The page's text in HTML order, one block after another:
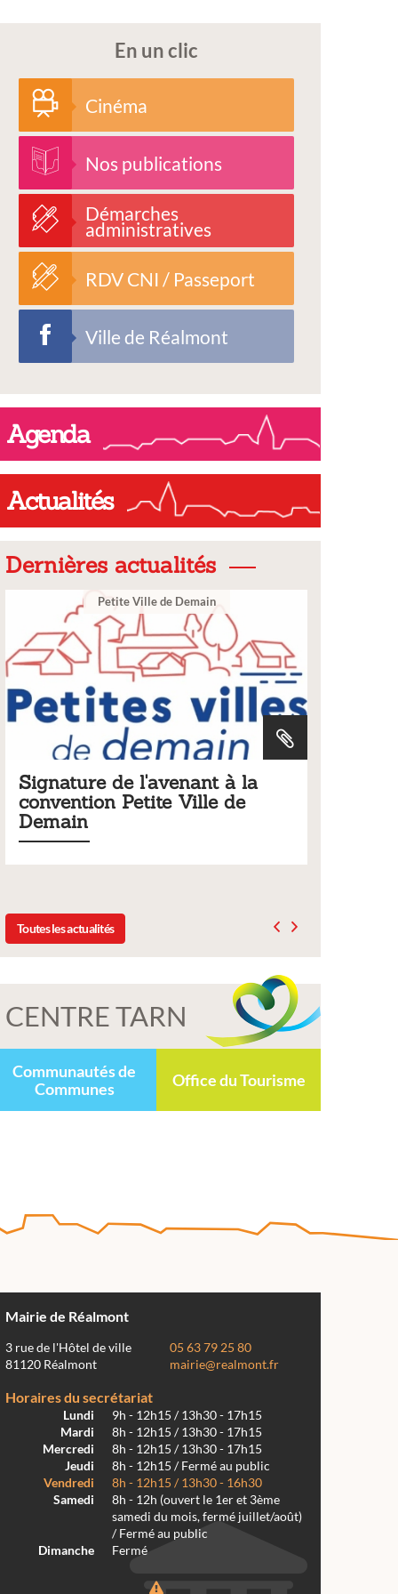
En un clic
Cinéma
Nos publications
Démarches
administratives
RDV CNI / Passeport
Ville de Réalmont
Agenda
Actualités
Dernières actualités
Ville de Demain
l'avenant à la
Ville de
Tarifs 2026 des
municipaux
Toutes les actualités
CENTRE TARN
Communautés de
Communes
Office du Tourisme
Mairie de Réalmont
3 rue de l'Hôtel de ville
81120 Réalmont
05 63 79 25 80
mairie@realmont.fr
Horaires du secrétariat
Lundi
9h - 12h15 / 13h30 - 17h15
Mardi
8h - 12h15 / 13h30 - 17h15
Mercredi
8h - 12h15 / 13h30 - 17h15
Jeudi
8h - 12h15 / Fermé au public
Vendredi
8h - 12h15 / 13h30 - 16h30
Samedi
8h - 12h (ouvert le 1er et 3ème
samedi du mois, fermé juillet/août)
/ Fermé au public
Dimanche
Fermé